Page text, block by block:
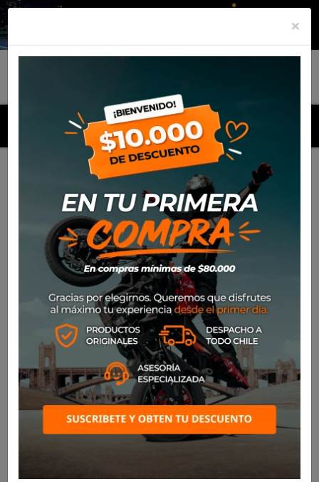
MENU
Productos
Cubre Puños Kobra SW Motech Yamaha
XT-1200Z Super Ténéré
×